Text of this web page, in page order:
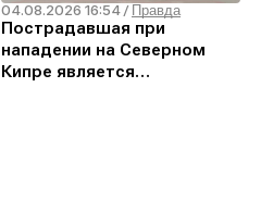
04.08.2026 16:54 / Правда
Пострадавшая при
нападении на Северном
Кипре является